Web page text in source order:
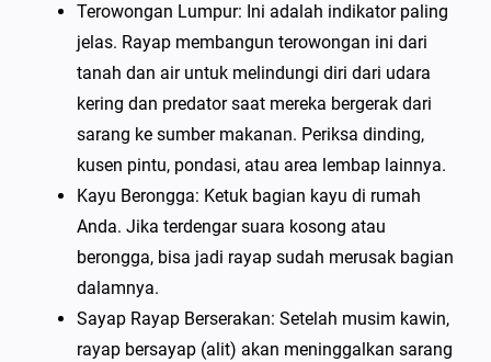
Terowongan Lumpur: Ini adalah indikator paling
jelas. Rayap membangun terowongan ini dari
tanah dan air untuk melindungi diri dari udara
kering dan predator saat mereka bergerak dari
sarang ke sumber makanan. Periksa dinding,
kusen pintu, pondasi, atau area lembap lainnya.
Kayu Berongga: Ketuk bagian kayu di rumah
Anda. Jika terdengar suara kosong atau
berongga, bisa jadi rayap sudah merusak bagian
dalamnya.
Sayap Rayap Berserakan: Setelah musim kawin,
rayap bersayap (alit) akan meninggalkan sarang